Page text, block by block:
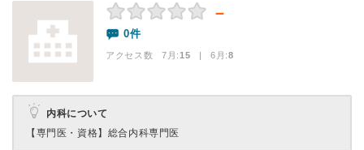
－
0件
アクセス数 7月:15 | 6月:8
内科について
【専門医・資格】 総合内科専門医